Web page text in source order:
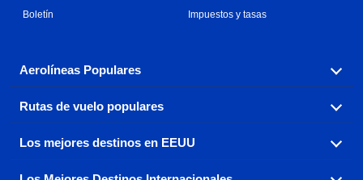
Boletín Impuestos y tasas
Aerolíneas Populares
Explora nuestras opciones de tarifas aéreas baratas por
aerolínea, con más de 500 opciones para elegir.
Aeromexico
Rutas de vuelo populares
Reserva una de nuestras rutas de vuelo más populares
con tres sencillos clics.
Los mejores destinos en EEUU